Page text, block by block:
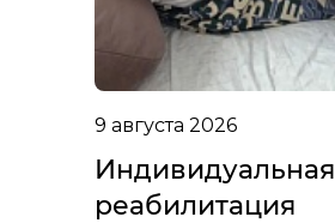
9 августа 2026
Индивидуальная
реабилитация